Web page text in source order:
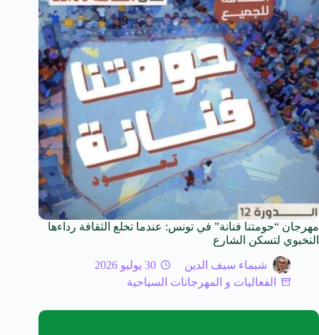
مهرجان “حومتنا فنانة” في تونس: عندما تخلع الثقافة رداءها
النخبوي لتسكن الشارع
شيماء سيف الدين
30 يوليو 2026
الفعاليات و المهرجانات السياحية